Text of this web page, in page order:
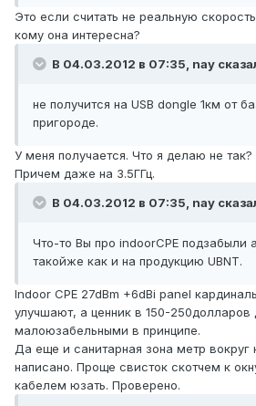
Это если считать не реальную
кому она интересна?
В 04.03.2012 в 07:35, nay
не получится на USB dongle 1км от
пригороде.
У меня получается. Что я делаю не так?
Причем даже на 3.5ГГц.
В 04.03.2012 в 07:35, nay
Что-то Вы про indoorCPE подзабыли
такойже как и на продукцию UBNT.
Indoor CPE 27dBm +6dBi panel
улучшают, а ценник в 150-250долларов
малоюзабельными в принципе.
Да еще и санитарная зона метр вокруг
написано. Проще свисток скотчем к
кабелем юзать. Проверено.